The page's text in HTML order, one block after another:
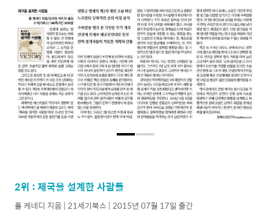
2위 : 제국을 설계한 사람들
폴 케네디 지음 | 21세기북스 | 2015년 07월 17일 출간